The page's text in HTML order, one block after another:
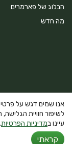
הבלוג של פארמרים
מה חדש
By Farmerim
אנו שמים דגש על
לשיפור חוויית
עיינו במדיניות הפרטיות.
קראתי